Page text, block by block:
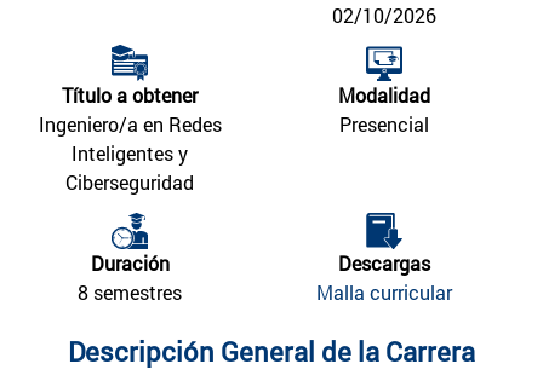
02/10/2026
Título a obtener
Ingeniero/a en Redes
Inteligentes y
Ciberseguridad
Modalidad
Presencial
Duración
8 semestres
Descargas
Malla curricular
Descripción General de la Carrera